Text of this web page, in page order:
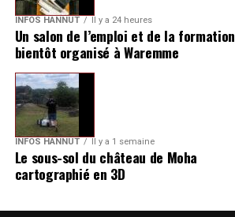
INFOS HANNUT Il y a 24 heures
Un salon de l’emploi et de la formation
bientôt organisé à Waremme
INFOS HANNUT Il y a 1 semaine
Le sous-sol du château de Moha
cartographié en 3D